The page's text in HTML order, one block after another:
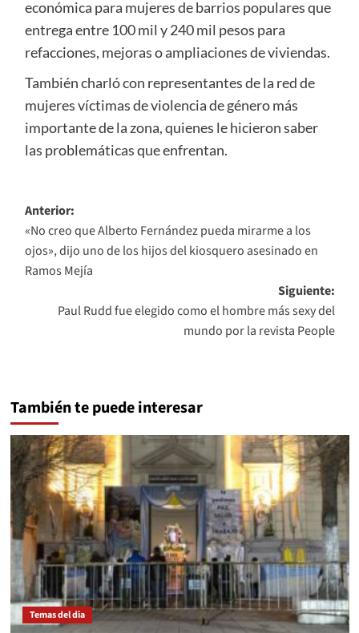
económica para mujeres de barrios populares que
entrega entre 100 mil y 240 mil pesos para
refacciones, mejoras o ampliaciones de viviendas.
También charló con representantes de la red de
mujeres víctimas de violencia de género más
importante de la zona, quienes le hicieron saber
las problemáticas que enfrentan.
Navegación
de
entradas
Anterior:
«No creo que Alberto Fernández pueda mirarme a los
ojos», dijo uno de los hijos del kiosquero asesinado en
Ramos Mejía
Siguiente:
Paul Rudd fue elegido como el hombre más sexy del
mundo por la revista People
También te puede interesar
Temas del dia